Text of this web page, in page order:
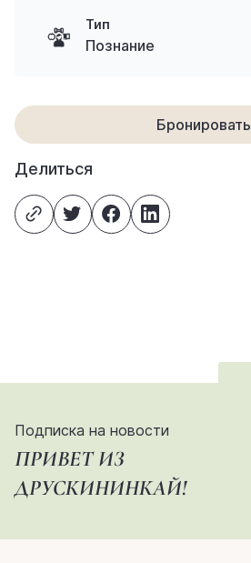
Тип
Познание
Бронировать
Делиться
Подписка на новости
ПРИВЕТ ИЗ
ДРУСКИНИНКАЙ!